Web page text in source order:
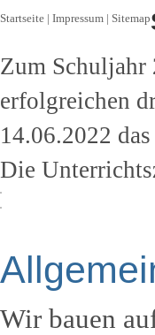
Startseite Impressum Sitemap
Zum Schuljahr
erfolgreichen
14.06.2022
Die
Wir bauen